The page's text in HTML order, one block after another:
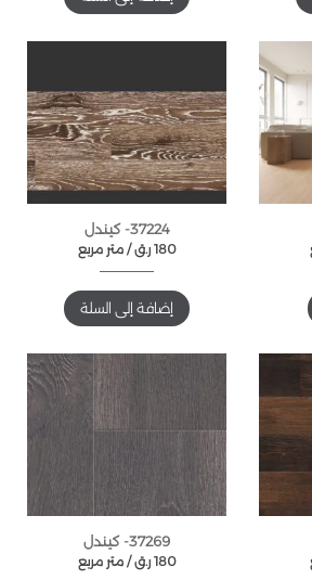
37224- كيندل
متر مربع / 180 ر.ق
إضافة إلى السلة
37269- كيندل
متر مربع / 180 ر.ق